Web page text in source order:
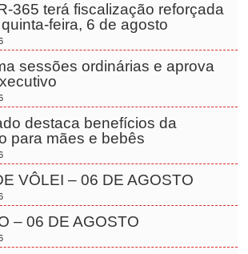
365 terá fiscalização reforçada
feira, 6 de agosto
sessões ordinárias e aprova
destaca benefícios da
para mães e bebês
VÔLEI – 06 DE AGOSTO
– 06 DE AGOSTO